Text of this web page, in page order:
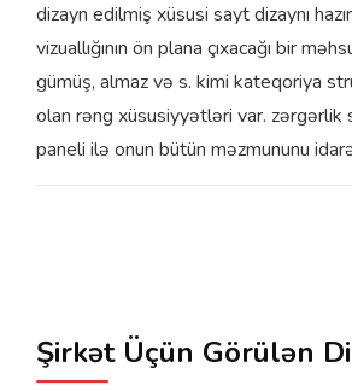
dizayn edilmiş xüsusi sayt dizaynı
vizuallığının ön plana çıxacağı bir
gümüş, almaz və s. kimi kateqoriya
olan rəng xüsusiyyətləri var. zərgərlik
paneli ilə onun bütün məzmununu
Şirkət Üçün Görülən